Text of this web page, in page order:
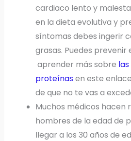
cardiaco lento y
en la dieta evolutiva y
síntomas debes ingerir
grasas. Puedes
aprender más sobre
proteínasen este
de que no te vas a
Muchos médicos hacen
hombres de la edad de
llegar a los 30 años de